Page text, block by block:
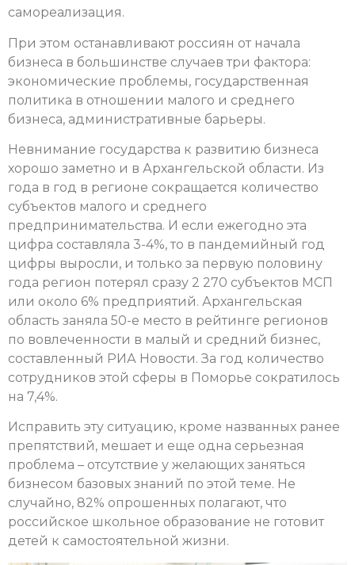
самореализация.
При этом останавливают россиян от начала
бизнеса в большинстве случаев три фактора:
экономические проблемы, государственная
политика в отношении малого и среднего
бизнеса, административные барьеры.
Невнимание государства к развитию бизнеса
хорошо заметно и в Архангельской области. Из
года в год в регионе сокращается количество
субъектов малого и среднего
предпринимательства. И если ежегодно эта
цифра составляла 3-4%, то в пандемийный год
цифры выросли, и только за первую половину
года регион потерял сразу 2 270 субъектов МСП
или около 6% предприятий. Архангельская
область заняла 50-е место в рейтинге регионов
по вовлеченности в малый и средний бизнес,
составленный РИА Новости. За год количество
сотрудников этой сферы в Поморье сократилось
на 7,4%.
Исправить эту ситуацию, кроме названных ранее
препятствий, мешает и еще одна серьезная
проблема – отсутствие у желающих заняться
бизнесом базовых знаний по этой теме. Не
случайно, 82% опрошенных полагают, что
российское школьное образование не готовит
детей к самостоятельной жизни.